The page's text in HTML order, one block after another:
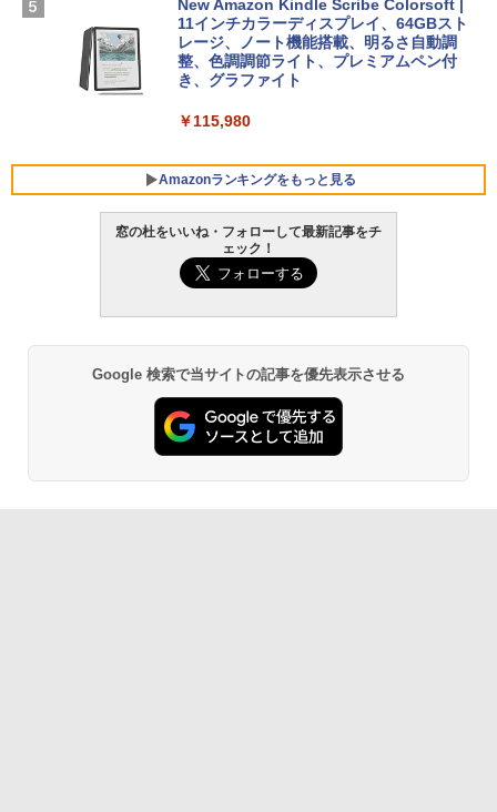
FMV ノートパソコン WE1-K3 (MS 365 P
ersonal/Copilotキー搭載/Win 11/15.6型/
Core i5/16GB/SSD 512GB/ホワイト) FM
VWK3E15W_AZ
￥139,880
￥3,600
New Amazon Kindle Scribe Colorsoft |
11インチカラーディスプレイ、64GBスト
レージ、ノート機能搭載、明るさ自動調
整、色調調節ライト、プレミアムペン付
き、グラファイト
￥115,980
Amazonランキングをもっと見る
窓の杜をいいね・フォローして最新記事をチ
ェック！
Google 検索で当サイトの記事を優先表示させる